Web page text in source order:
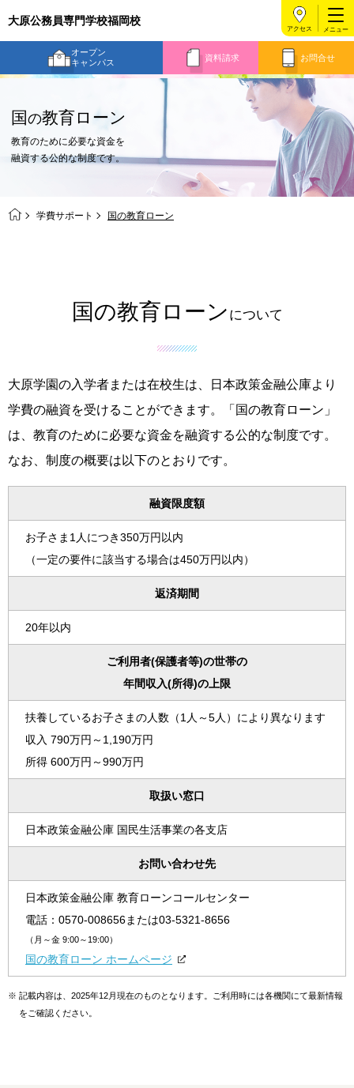
大原公務員専門学校福岡校
オープン
キャンパス
資料請求 お問合せ
アクセス
国の教育ローン
教育のために必要な資金を
融資する公的な制度です。
学費サポート 国の教育ローン
国の教育ローン について
大原学園の入学者または在校生は、日本政策金融公庫より
学費の融資を受けることができます。「国の教育ローン」
は、教育のために必要な資金を融資する公的な制度です。
なお、制度の概要は以下のとおりです。
融資限度額
お子さま1人につき350万円以内
（一定の要件に該当する場合は450万円以内）
返済期間
20年以内
ご利用者(保護者等)の世帯の
年間収入(所得)の上限
扶養しているお子さまの人数（1人～5人）により異なります
収入 790万円～1,190万円
所得 600万円～990万円
取扱い窓口
日本政策金融公庫 国民生活事業の各支店
お問い合わせ先
日本政策金融公庫 教育ローンコールセンター
電話： 0570-008656または03-5321-8656
（月～金 9:00～19:00）
国の教育ローン ホームページ
※ 記載内容は、2025年12月現在のものとなります。ご利用時には各機関にて最新情報
をご確認ください。